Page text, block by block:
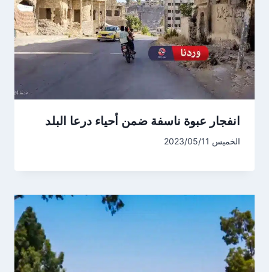
انفجار عبوة ناسفة ضمن أحياء درعا البلد
الخميس 2023/05/11